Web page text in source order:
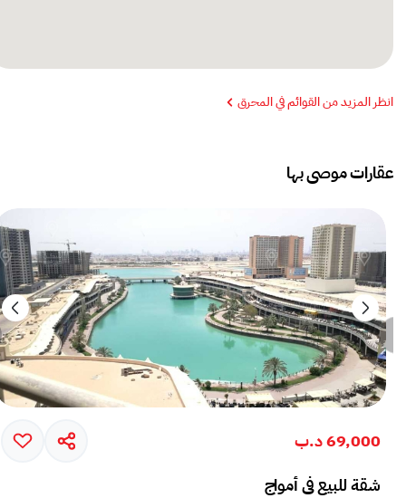
انظر المزيد من القوائم في المحرق
عقارات موصى بها
69,000 د.ب
شقة للبيع في أمواج